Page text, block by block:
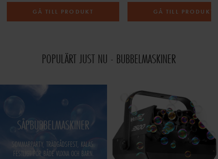
GÅ TILL PRODUKT GÅ TILL PRODUKT
POPULÄRT JUST NU - BUBBELMASKINER
SÅPBUBBELMASKINER
SOMMARPARTY, TRÄDGÅDSFEST, KALAS.
FESTLIGT FÖR BÅDE VUXNA OCH BARN.